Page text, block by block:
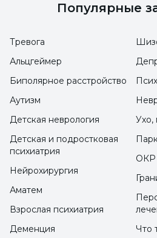
Популярные
Тревога
Альцгеймер
Биполярное расстройство
Аутизм
Детская неврология
Ухо,
Детская и подростковая
психиатрия
Нейрохирургия
Аматем
Взрослая психиатрия
Деменция
ОКР
Что